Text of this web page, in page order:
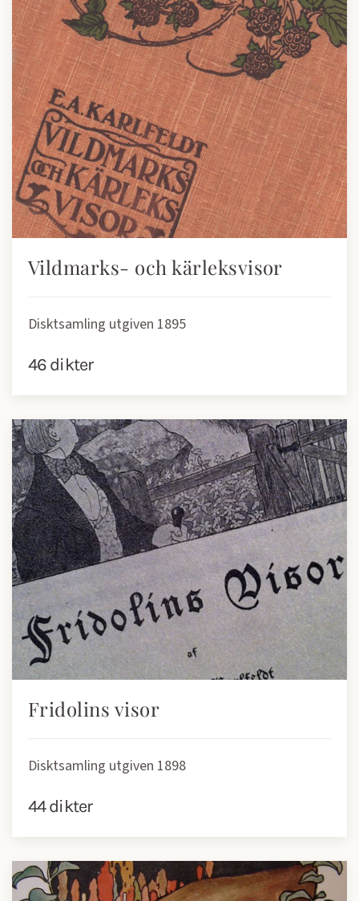
Vildmarks- och kärleksvisor
Disktsamling utgiven 1895
46 dikter
Fridolins visor
Disktsamling utgiven 1898
44 dikter